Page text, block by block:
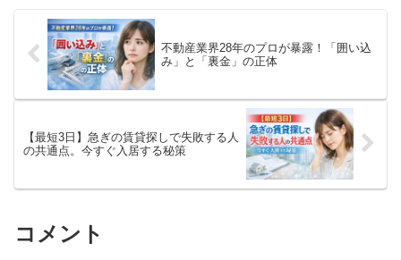
不動産業界28年のプロが暴露！「囲い込
み」と「裏金」の正体
【最短3日】急ぎの賃貸探しで失敗する人
の共通点。今すぐ入居する秘策
コメント